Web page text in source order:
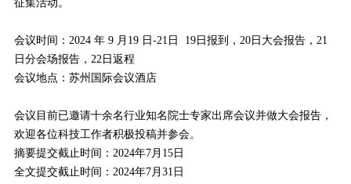
征集活动。
会议时间：2024 年 9 月19 日-21日 19日报到，20日大会报告，21
日分会场报告，22日返程
会议地点：苏州国际会议酒店
会议目前已邀请十余名行业知名院士专家出席会议并做大会报告，
欢迎各位科技工作者积极投稿并参会。
摘要提交截止时间：2024年7月15日
全文提交截止时间：2024年7月31日